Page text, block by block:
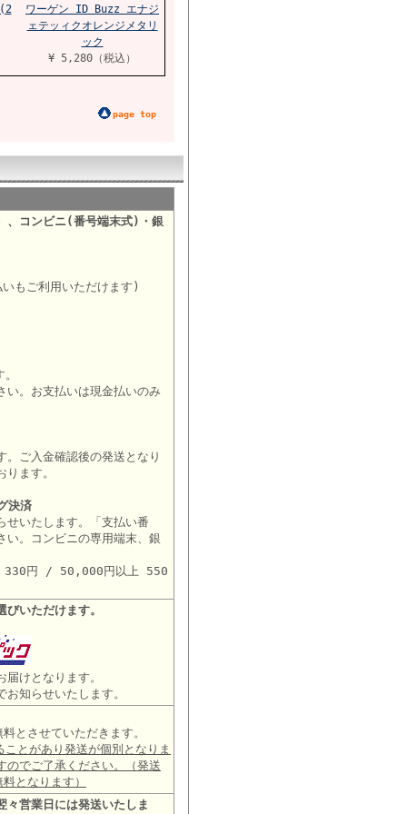
ワーゲン ID Buzz エナジ
ェテッィクオレンジメタリ
ック
¥ 5,280（税込）
page top
、コンビニ(番号端末式)・銀
もご利用いただけます)
い。お支払いは現金払いのみ
ご入金確認後の発送となり
ます。
決済
せいたします。「支払い番
い。コンビニの専用端末、銀
330円 / 50,000円以上 550
いただけます。
けとなります。
知らせいたします。
とさせていただきます。
とがあり発送が個別となりま
のでご了承ください。（発送
となります）
々営業日には発送いたしま